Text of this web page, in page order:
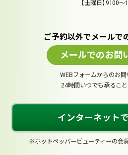
【土曜日】9：00～
ご予約以外でメールで
メールでのお問
WEBフォームからのお問
24時間いつでも承ること
インターネット
※ホットペッパービューティーの会